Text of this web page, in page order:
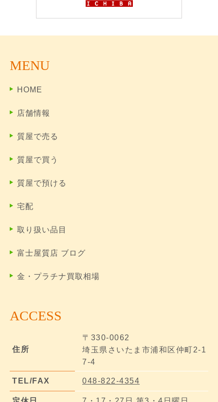
MENU
HOME
店舗情報
質屋で売る
質屋で買う
質屋で預ける
宅配
取り扱い品目
富士屋質店 ブログ
金・プラチナ買取相場
ACCESS
住所
〒330-0062
埼玉県さいたま市浦和区仲町2-1
7-4
TEL/FAX 048-822-4354